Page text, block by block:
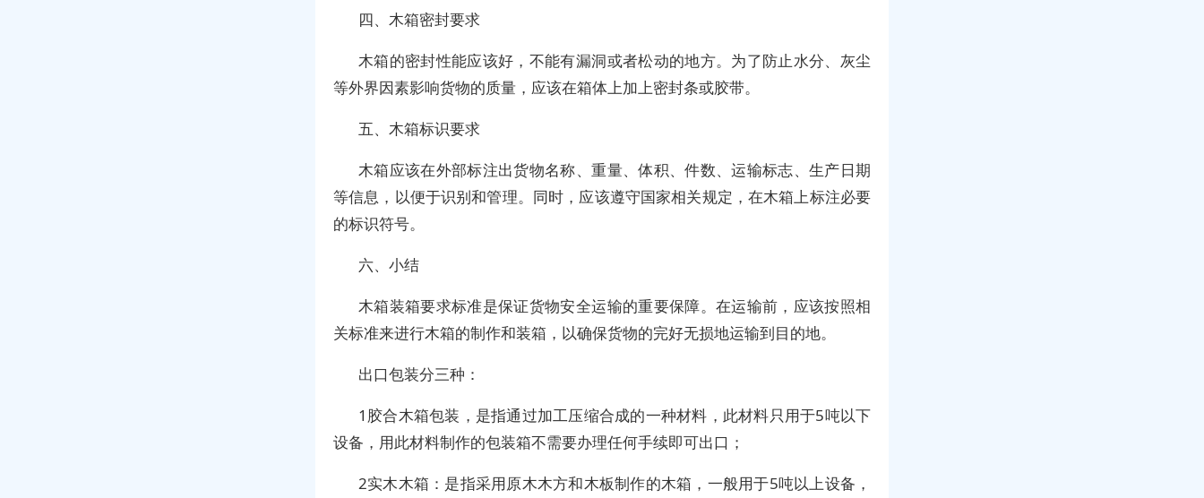
四、木箱密封要求
木箱的密封性能应该好，不能有漏洞或者松动的地方。为了防止水分、灰尘
等外界因素影响货物的质量，应该在箱体上加上密封条或胶带。
五、木箱标识要求
木箱应该在外部标注出货物名称、重量、体积、件数、运输标志、生产日期
等信息，以便于识别和管理。同时，应该遵守国家相关规定，在木箱上标注必要
的标识符号。
六、小结
木箱装箱要求标准是保证货物安全运输的重要保障。在运输前，应该按照相
关标准来进行木箱的制作和装箱，以确保货物的完好无损地运输到目的地。
出口包装分三种：
1胶合木箱包装，是指通过加工压缩合成的一种材料，此材料只用于5吨以下
设备，用此材料制作的包装箱不需要办理任何手续即可出口；
2实木木箱：是指采用原木木方和木板制作的木箱，一般用于5吨以上设备，